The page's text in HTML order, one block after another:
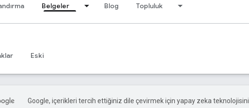
Belgeler Blog Topluluk
Eski
Google, içerikleri tercih ettiğiniz dile çevirmek için yapay zeka teknolojisini